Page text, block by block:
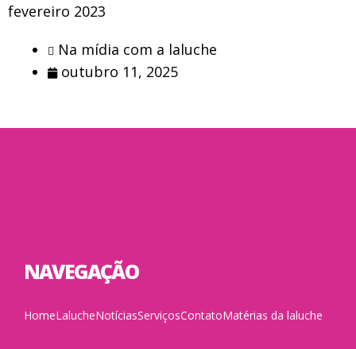
fevereiro 2023
Na mídia com a laluche
outubro 11, 2025
NAVEGAÇÃO
HomeLalucheNotíciasServiçosContatoMatérias da laluche